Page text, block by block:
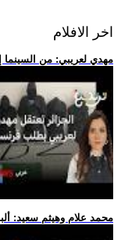
اخر الافلام
.. مهدي لعريبي: من
.. محمد علام وهيثم سعيد: